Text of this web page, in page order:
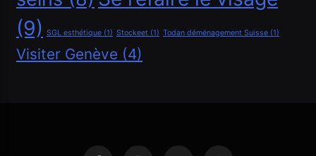
(9) SGL esthétique (1) Stockeet (1) Todan déménagement Suisse (1)
Visiter Genève (4)